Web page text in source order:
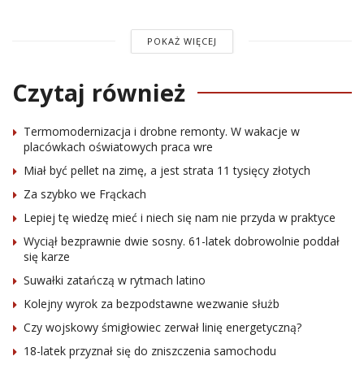
POKAŻ WIĘCEJ
Czytaj również
Termomodernizacja i drobne remonty. W wakacje w
placówkach oświatowych praca wre
Miał być pellet na zimę, a jest strata 11 tysięcy złotych
Za szybko we Frąckach
Lepiej tę wiedzę mieć i niech się nam nie przyda w praktyce
Wyciął bezprawnie dwie sosny. 61-latek dobrowolnie poddał
się karze
Suwałki zatańczą w rytmach latino
Kolejny wyrok za bezpodstawne wezwanie służb
Czy wojskowy śmigłowiec zerwał linię energetyczną?
18-latek przyznał się do zniszczenia samochodu